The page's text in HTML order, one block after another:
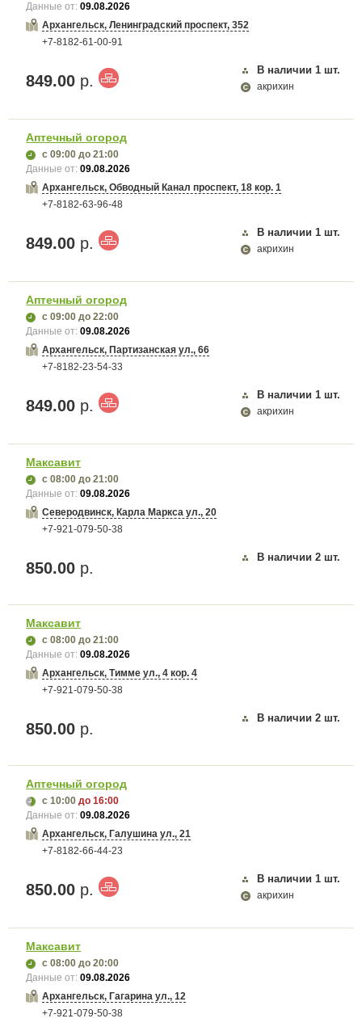
Данные от:09.08.2026
Архангельск, Ленинградский проспект, 352
+7-8182-61-00-91
849.00 р.
В наличии 1 шт.
акрихин
Аптечный огород
с 09:00 до 21:00
Данные от:09.08.2026
Архангельск, Обводный Канал проспект, 18 кор. 1
+7-8182-63-96-48
849.00 р.
В наличии 1 шт.
акрихин
Аптечный огород
с 09:00 до 22:00
Данные от:09.08.2026
Архангельск, Партизанская ул., 66
+7-8182-23-54-33
849.00 р.
В наличии 1 шт.
акрихин
Максавит
с 08:00 до 21:00
Данные от:09.08.2026
Северодвинск, Карла Маркса ул., 20
+7-921-079-50-38
850.00 р.
В наличии 2 шт.
Максавит
с 08:00 до 21:00
Данные от:09.08.2026
Архангельск, Тимме ул., 4 кор. 4
+7-921-079-50-38
850.00 р.
В наличии 2 шт.
Аптечный огород
с 10:00 до 16:00
Данные от:09.08.2026
Архангельск, Галушина ул., 21
+7-8182-66-44-23
850.00 р.
В наличии 1 шт.
акрихин
Максавит
с 08:00 до 20:00
Данные от:09.08.2026
Архангельск, Гагарина ул., 12
+7-921-079-50-38